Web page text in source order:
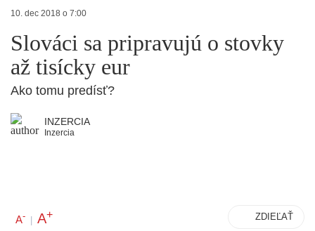
10. dec 2018 o 7:00
Slováci sa pripravujú o stovky
až tisícky eur
Ako tomu predísť?
INZERCIA
Inzercia
A- | A+ ZDIEĽAŤ